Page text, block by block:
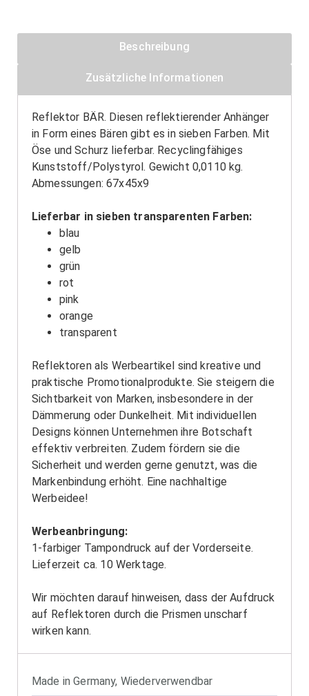
Beschreibung
Zusätzliche Informationen
Reflektor BÄR. Diesen reflektierender Anhänger
in Form eines Bären gibt es in sieben Farben. Mit
Öse und Schurz lieferbar. Recyclingfähiges
Kunststoff/Polystyrol. Gewicht 0,0110 kg.
Abmessungen: 67x45x9
Lieferbar in sieben transparenten Farben:
blau
gelb
grün
rot
pink
orange
transparent
Reflektoren als Werbeartikel sind kreative und
praktische Promotionalprodukte. Sie steigern die
Sichtbarkeit von Marken, insbesondere in der
Dämmerung oder Dunkelheit. Mit individuellen
Designs können Unternehmen ihre Botschaft
effektiv verbreiten. Zudem fördern sie die
Sicherheit und werden gerne genutzt, was die
Markenbindung erhöht. Eine nachhaltige
Werbeidee!
Werbeanbringung:
1-farbiger Tampondruck auf der Vorderseite.
Lieferzeit ca. 10 Werktage.
Wir möchten darauf hinweisen, dass der Aufdruck
auf Reflektoren durch die Prismen unscharf
wirken kann.
Made in Germany, Wiederverwendbar